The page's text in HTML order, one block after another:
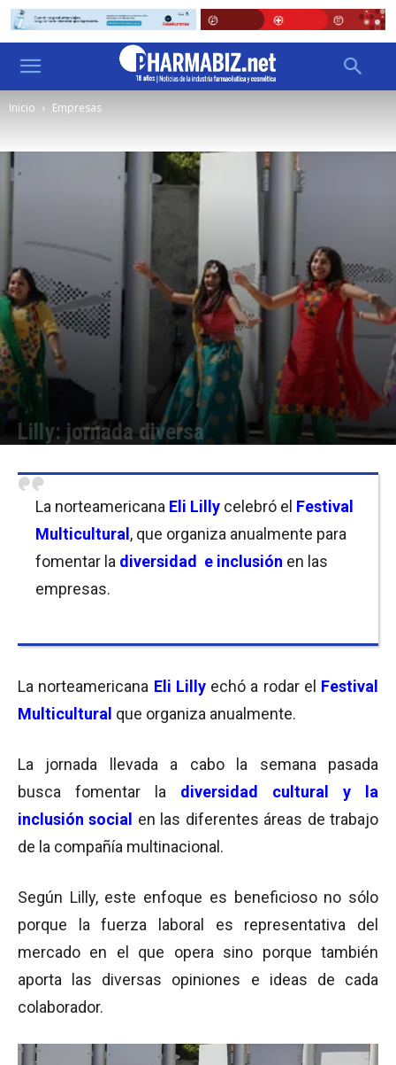
Inicio Empresas
Lilly: jornada diversa
La norteamericana Eli Lilly celebró el Festival
Multicultural , que organiza anualmente para
fomentar la diversidad e inclusión en las
empresas.
La norteamericana Eli Lillyechó a rodar el Festival
Multicultural que organiza anualmente.
La jornada llevada a cabo la semana pasada
busca fomentar la diversidad cultural y la
inclusión social
en las diferentes áreas de trabajo
de la compañía multinacional.
Según Lilly, este enfoque es beneficioso no sólo
porque la fuerza laboral es representativa del
mercado en el que opera sino porque también
aporta las diversas opiniones e ideas de cada
colaborador.